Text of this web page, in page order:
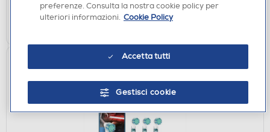
AGGIUNGI
preferenze. Consulta la nostra cookie policy per
ulteriori informazioni. Cookie Policy
Accetta tutti
Gestisci cookie